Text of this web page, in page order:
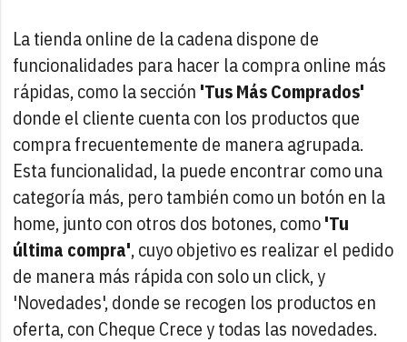
La tienda online de la cadena dispone de
funcionalidades para hacer la compra online más
rápidas, como la sección 'Tus Más Comprados'
donde el cliente cuenta con los productos que
compra frecuentemente de manera agrupada.
Esta funcionalidad, la puede encontrar como una
categoría más, pero también como un botón en la
home, junto con otros dos botones, como'Tu
última compra', cuyo objetivo es realizar el pedido
de manera más rápida con solo un click, y
'Novedades', donde se recogen los productos en
oferta, con Cheque Crece y todas las novedades.